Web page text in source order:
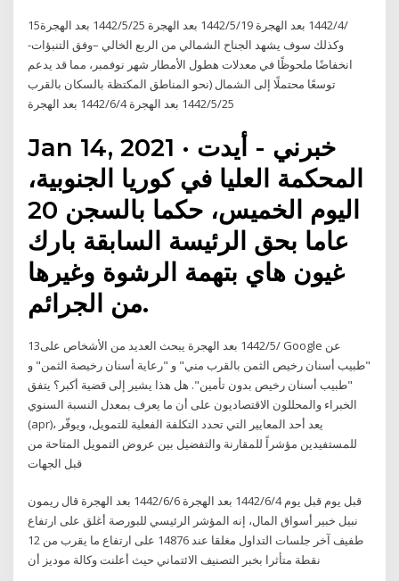
15‏‏/4‏‏/1442 بعد الهجرة 19‏‏/5‏‏/1442 بعد الهجرة 25‏‏/5‏‏/1442 بعد الهجرة
وكذلك سوف يشهد الجناح الشمالي من الربع الخالي –وفق التنبؤات-
انخفاضًا ملحوظًا في معدلات هطول الأمطار شهر نوفمبر، مما قد يدعم
توسعًا محتملًا إلى الشمال (نحو المناطق المكتظة بالسكان بالقرب
25‏‏/5‏‏/1442 بعد الهجرة 4‏‏/6‏‏/1442 بعد الهجرة
Jan 14, 2021 · خبرني - أيدت
المحكمة العليا في كوريا الجنوبية،
اليوم الخميس، حكما بالسجن 20
عاما بحق الرئيسة السابقة بارك
غيون هاي بتهمة الرشوة وغيرها
من الجرائم.
13‏‏/5‏‏/1442 بعد الهجرة يبحث العديد من الأشخاص على Google عن
"طبيب أسنان رخيص الثمن بالقرب مني" و "رعاية أسنان رخيصة الثمن" و
"طبيب أسنان رخيص بدون تأمين". هل هذا يشير إلى قضية أكبر؟ يتفق
الخبراء والمحللون الاقتصاديون على أن ما يعرف بمعدل النسبة السنوي
(apr)، يعد أحد المعايير التي تحدد التكلفة الفعلية للتمويل، ويوفّر
للمستفيدين مؤشراً للمقارنة والتفضيل بين عروض التمويل المتاحة من
قبل الجهات
قبل يوم قبل يوم 4‏‏/6‏‏/1442 بعد الهجرة 6‏‏/6‏‏/1442 بعد الهجرة قال ريمون
نبيل خبير أسواق المال، إنه المؤشر الرئيسي للبورصة أغلق على ارتفاع
طفيف آخر جلسات التداول مغلقا عند 14876 على ارتفاع ما يقرب من 12
نقطة متأثرا بخبر التصنيف الائتماني حيث أعلنت وكالة موديز أن